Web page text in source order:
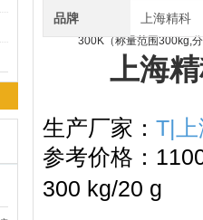
品牌 上海精科
上海
生产厂家： T|
参考价格：
300 kg/20 g